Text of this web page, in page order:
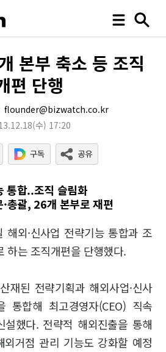
본부 축소 등 조직
편 단행
flounder@bizwatch.co.kr
(수) 17:20
통합..조직 슬림화
총괄, 26개 본부로 재편
해외·신사업 전략기능 통합과 조
하는 조직개편을 단행했다.
재된 전략기획과 해외사업·신사
통합해 최고경영자(CEO) 직속
설했다. 전략적 해외진출을 통해
외거점 관리 기능도 강화할 예정